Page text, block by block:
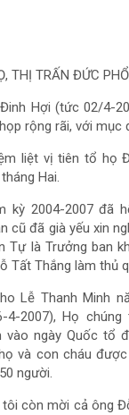
THỊ TRẤN ĐỨC
Hợi (tức 02/4-
rộng rãi, với mục
liệt vị tiên tổ họ
Hai.
kỳ 2004-2007 đã
cũ đã già yếu xin
Tự là Trưởng ban
Tất Thắng làm thủ
Lễ Thanh Minh
4-2007), Họ
vào ngày Quốc tổ
và con cháu
người.
còn mời cả ông